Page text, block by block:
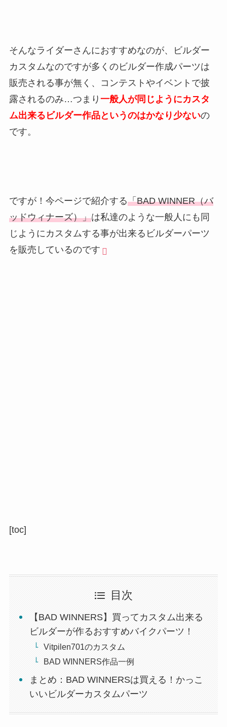
そんなライダーさんにおすすめなのが、ビルダー
カスタムなのですが多くのビルダー作成パーツは
販売される事が無く、コンテストやイベントで披
露されるのみ…つまり 一般人が同じようにカスタ
ム出来るビルダー作品というのはかなり少ないの
です。
ですが！今ページで紹介する「BAD WINNER（バ
ッドウィナーズ）」は私達のような一般人にも同
じようにカスタムする事が出来るビルダーパーツ
を販売しているのです
[toc]
目次
【BAD WINNERS】買ってカスタム出来る
ビルダーが作るおすすめバイクパーツ！
Vitpilen701のカスタム
BAD WINNERS作品一例
まとめ：BAD WINNERSは買える！かっこ
いいビルダーカスタムパーツ